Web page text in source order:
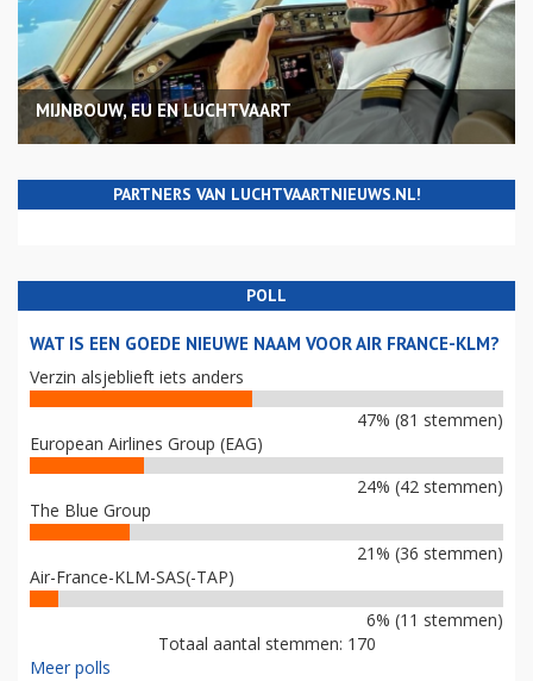
MIJNBOUW, EU EN LUCHTVAART
PARTNERS VAN LUCHTVAARTNIEUWS.NL!
POLL
WAT IS EEN GOEDE NIEUWE NAAM VOOR AIR FRANCE-KLM?
Verzin alsjeblieft iets anders
47% (81 stemmen)
European Airlines Group (EAG)
24% (42 stemmen)
The Blue Group
21% (36 stemmen)
Air-France-KLM-SAS(-TAP)
6% (11 stemmen)
Totaal aantal stemmen: 170
Meer polls